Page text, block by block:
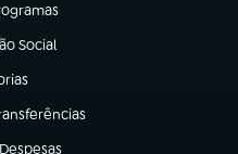
aba)
Social
aba)
nova aba)